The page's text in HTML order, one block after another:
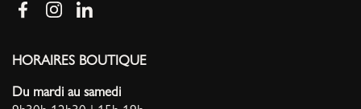
FacebookInstagramLinkedIn
HORAIRES BOUTIQUE
Du mardi au samedi